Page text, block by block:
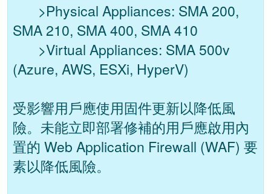
>Physical Appliances: SMA 200,
SMA 210, SMA 400, SMA 410
>Virtual Appliances: SMA 500v
(Azure, AWS, ESXi, HyperV)
受影響用戶應使用固件更新以降低風
險。未能立即部署修補的用戶應啟用內
置的 Web Application Firewall (WAF) 要
素以降低風險。